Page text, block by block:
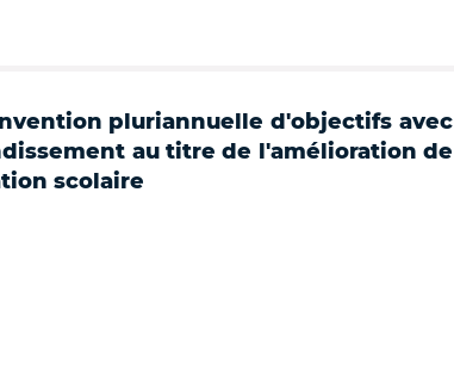
pluriannuelle d'objectifs avec
au titre de l'amélioration de
scolaire